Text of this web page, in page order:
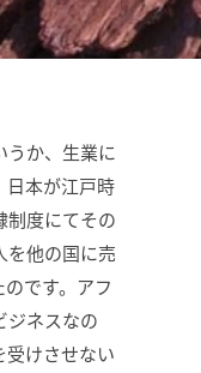
うか、生業に
日本が江戸時
制度にてその
を他の国に売
です。アフ
ジネスなの
受けさせない